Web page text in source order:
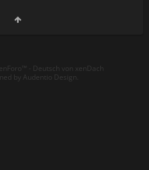
- Deutsch von xenDach
by Audentio Design.